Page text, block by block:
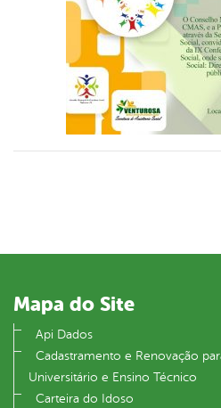
Mapa do Site
Api Dados
Cadastramento e Renovação
Universitário e Ensino Técnico
Carteira do Idoso